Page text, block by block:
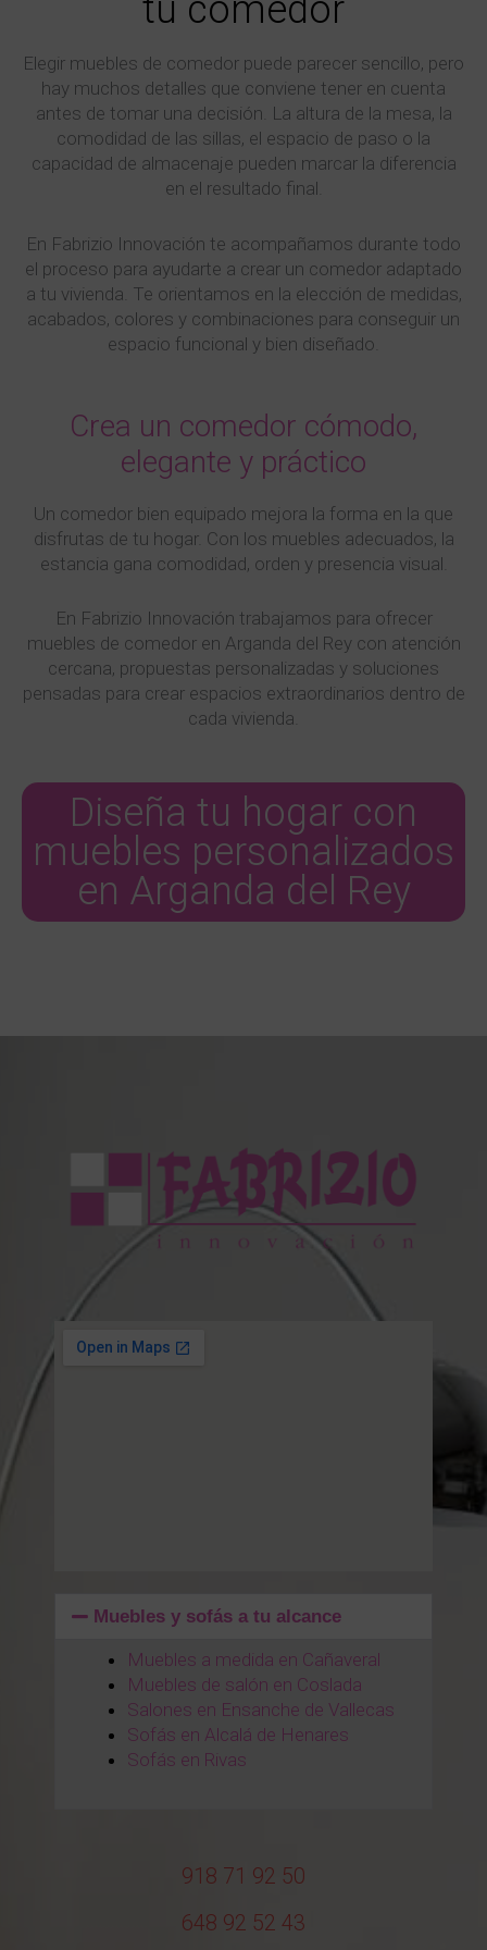
tu comedor
Elegir muebles de comedor puede parecer sencillo, pero
hay muchos detalles que conviene tener en cuenta
antes de tomar una decisión. La altura de la mesa, la
comodidad de las sillas, el espacio de paso o la
capacidad de almacenaje pueden marcar la diferencia
en el resultado final.
En Fabrizio Innovación te acompañamos durante todo
el proceso para ayudarte a crear un comedor adaptado
a tu vivienda. Te orientamos en la elección de medidas,
acabados, colores y combinaciones para conseguir un
espacio funcional y bien diseñado.
Crea un comedor cómodo,
elegante y práctico
Un comedor bien equipado mejora la forma en la que
disfrutas de tu hogar. Con los muebles adecuados, la
estancia gana comodidad, orden y presencia visual.
En Fabrizio Innovación trabajamos para ofrecer
muebles de comedor en Arganda del Rey con atención
cercana, propuestas personalizadas y soluciones
pensadas para crear espacios extraordinarios dentro de
cada vivienda.
Diseña tu hogar con
muebles personalizados
en Arganda del Rey
Muebles y sofás a tu alcance
Muebles a medida en Cañaveral
Muebles de salón en Coslada
Salones en Ensanche de Vallecas
Sofás en Alcalá de Henares
Sofás en Rivas
918 71 92 50
648 92 52 43